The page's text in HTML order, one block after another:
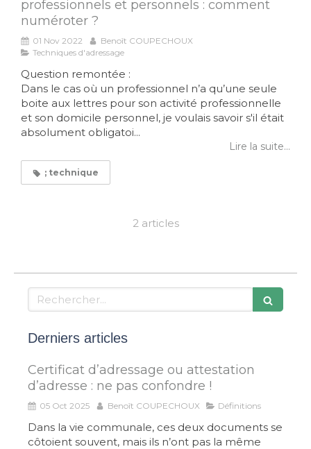
professionnels et personnels : comment
numéroter ?
01 Nov 2022
Benoît COUPECHOUX
Techniques d'adressage
Question remontée :
Dans le cas où un professionnel n’a qu’une seule
boite aux lettres pour son activité professionnelle
et son domicile personnel, je voulais savoir s'il était
absolument obligatoi...
Lire la suite...
; technique
2 articles
Rechercher
Derniers articles
Certificat d’adressage ou attestation
d’adresse : ne pas confondre !
05 Oct 2025 Benoît COUPECHOUX Définitions
Dans la vie communale, ces deux documents se
côtoient souvent, mais ils n’ont pas la même